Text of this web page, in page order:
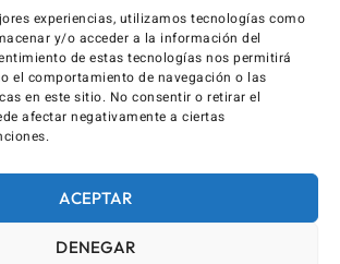
experiencias, utilizamos tecnologías como
y/o acceder a la información del
de estas tecnologías nos permitirá
el comportamiento de navegación o las
en este sitio. No consentir o retirar el
afectar negativamente a ciertas
ACEPTAR
DENEGAR